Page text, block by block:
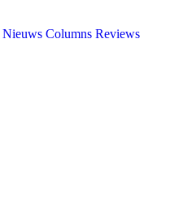
Nieuws Columns Reviews